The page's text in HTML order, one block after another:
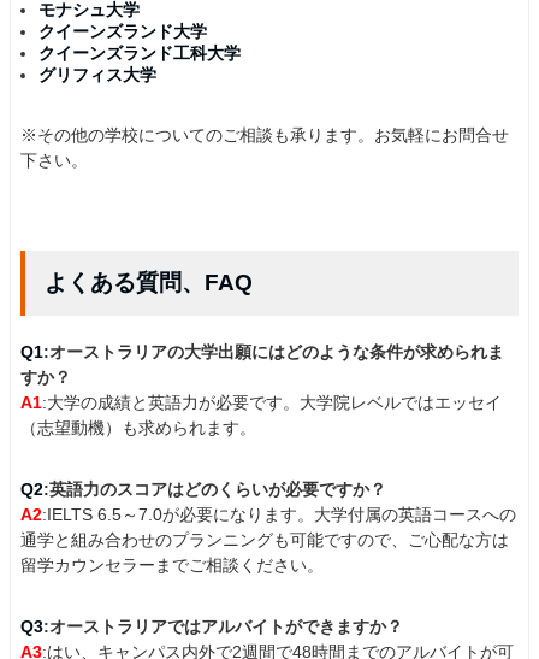
モナシュ大学
クイーンズランド大学
クイーンズランド工科大学
グリフィス大学
※その他の学校についてのご相談も承ります。お気軽にお問合せ
下さい。
よくある質問、FAQ
Q1:オーストラリアの大学出願にはどのような条件が求められま
すか？
A1:大学の成績と英語力が必要です。大学院レベルではエッセイ
（志望動機）も求められます。
Q2:英語力のスコアはどのくらいが必要ですか？
A2:IELTS 6.5～7.0が必要になります。大学付属の英語コースへの
通学と組み合わせのプランニングも可能ですので、ご心配な方は
留学カウンセラーまでご相談ください。
Q3:オーストラリアではアルバイトができますか？
A3:はい、キャンパス内外で2週間で48時間までのアルバイトが可